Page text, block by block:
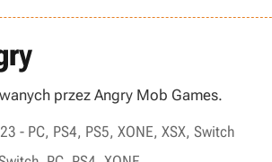
przez Angry Mob Games.
- PC, PS4, PS5, XONE, XSX, Switch